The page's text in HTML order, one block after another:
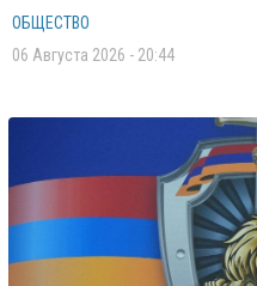
ОБЩЕСТВО
06 Августа 2026 - 20:44